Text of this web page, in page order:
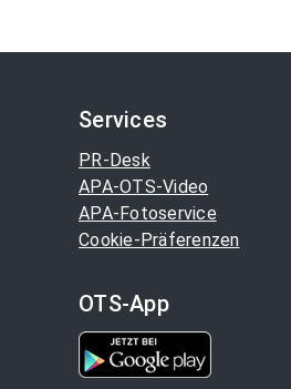
Services
PR-Desk
APA-OTS-Video
APA-Fotoservice
Cookie-Präferenzen
OTS-App